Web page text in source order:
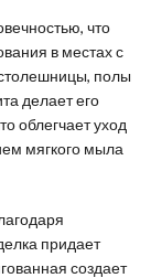
что
в местах с
полы
делает его
облегчает уход
мягкого мыла
придает
создает